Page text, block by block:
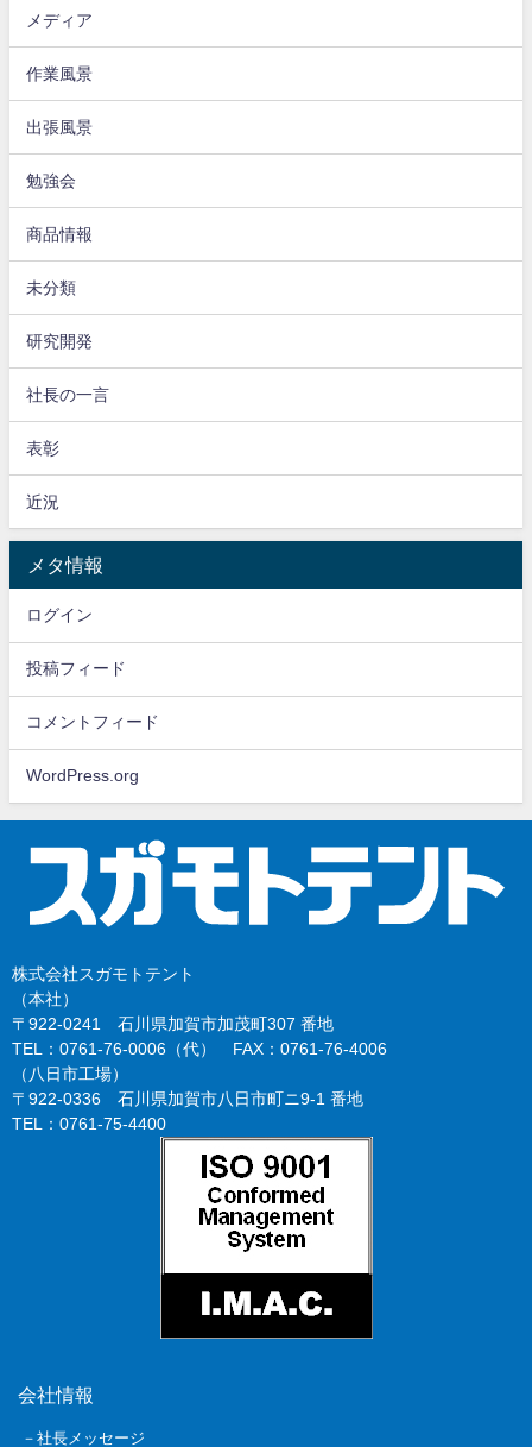
メディア
作業風景
出張風景
勉強会
商品情報
未分類
研究開発
社長の一言
表彰
近況
メタ情報
ログイン
投稿フィード
コメントフィード
WordPress.org
株式会社スガモトテント
（本社）
〒922-0241 石川県加賀市加茂町307 番地
TEL：0761-76-0006（代） FAX：0761-76-4006
（八日市工場）
〒922-0336 石川県加賀市八日市町ニ9-1 番地
TEL：0761-75-4400
会社情報
－社長メッセージ